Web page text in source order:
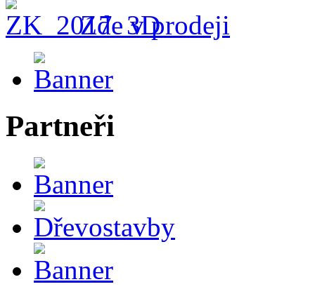
Zde v prodeji
Partneři